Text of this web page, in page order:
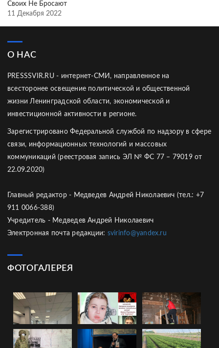
Своих Не Бросают
11 Декабря 2022
О НАС
PRESSSVIR.RU - интернет-СМИ, направленное на
всесторонее освещение политической и общественной
жизни Ленинградской области, экономической и
инвестиционной активности в регионе.
Зарегистрировано Федеральной службой по надзору в сфере
связи, информационных технологий и массовых
коммуникаций (реестровая запись ЭЛ № ФС 77 – 79019 от
22.09.2020)
Главный редактор - Медведев Андрей Николаевич (тел.: +7
911 0066-388)
Учредитель - Медведев Андрей Николаевич
Электронная почта редакции: svirinfo@yandex.ru
ФОТОГАЛЕРЕЯ